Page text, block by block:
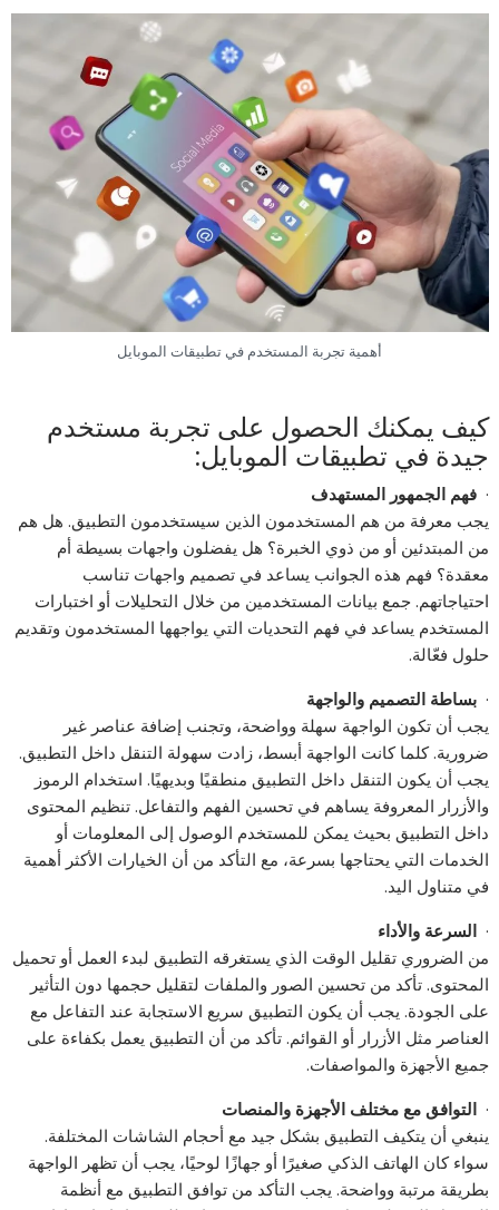
أهمية تجربة المستخدم في تطبيقات الموبايل
كيف يمكنك الحصول على تجربة مستخدم
جيدة في تطبيقات الموبايل:
·فهم الجمهور المستهدف
يجب معرفة من هم المستخدمون الذين سيستخدمون التطبيق. هل هم
من المبتدئين أو من ذوي الخبرة؟ هل يفضلون واجهات بسيطة أم
معقدة؟ فهم هذه الجوانب يساعد في تصميم واجهات تناسب
احتياجاتهم. جمع بيانات المستخدمين من خلال التحليلات أو اختبارات
المستخدم يساعد في فهم التحديات التي يواجهها المستخدمون وتقديم
حلول فعّالة.
·بساطة التصميم والواجهة
يجب أن تكون الواجهة سهلة وواضحة، وتجنب إضافة عناصر غير
ضرورية. كلما كانت الواجهة أبسط، زادت سهولة التنقل داخل التطبيق.
يجب أن يكون التنقل داخل التطبيق منطقيًا وبديهيًا. استخدام الرموز
والأزرار المعروفة يساهم في تحسين الفهم والتفاعل. تنظيم المحتوى
داخل التطبيق بحيث يمكن للمستخدم الوصول إلى المعلومات أو
الخدمات التي يحتاجها بسرعة، مع التأكد من أن الخيارات الأكثر أهمية
في متناول اليد.
·السرعة والأداء
من الضروري تقليل الوقت الذي يستغرقه التطبيق لبدء العمل أو تحميل
المحتوى. تأكد من تحسين الصور والملفات لتقليل حجمها دون التأثير
على الجودة. يجب أن يكون التطبيق سريع الاستجابة عند التفاعل مع
العناصر مثل الأزرار أو القوائم. تأكد من أن التطبيق يعمل بكفاءة على
جميع الأجهزة والمواصفات.
·التوافق مع مختلف الأجهزة والمنصات
ينبغي أن يتكيف التطبيق بشكل جيد مع أحجام الشاشات المختلفة.
سواء كان الهاتف الذكي صغيرًا أو جهازًا لوحيًا، يجب أن تظهر الواجهة
بطريقة مرتبة وواضحة. يجب التأكد من توافق التطبيق مع أنظمة